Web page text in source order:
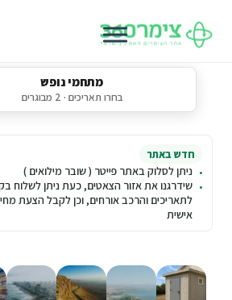
מתחמי נופש
בחרו תאריכים · 2 מבוגרים
חדש באתר
ניתן לסלוק באתר פייטר ( שובר מילואים )
שידרגנו את אזור הצאטים, כעת ניתן לשלוח
לתאריכים והרכב אורחים, וכן לקבל הצעת
אישית